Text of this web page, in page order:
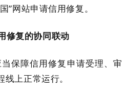
”网站申请信用修复。
修复的协同联动
当保障信用修复申请受理、审
线上正常运行。